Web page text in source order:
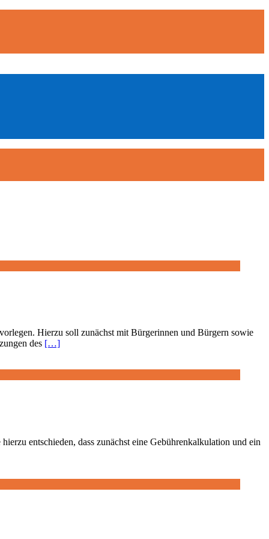
Hierzu soll zunächst mit Bürgerinnen und Bürgern sowie
des […]
entschieden, dass zunächst eine Gebührenkalkulation und ein